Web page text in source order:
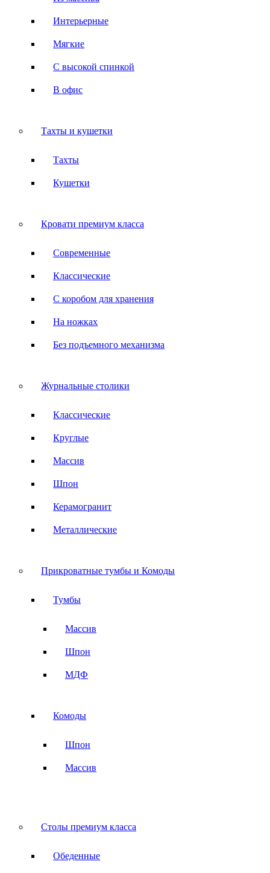
Интерьерные
Мягкие
С высокой спинкой
В офис
Тахты и кушетки
Тахты
Кушетки
Кровати премиум класса
Современные
Классические
С коробом для хранения
На ножках
Без подъемного механизма
Журнальные столики
Классические
Круглые
Массив
Шпон
Керамогранит
Металлические
Прикроватные тумбы и Комоды
Тумбы
Массив
Шпон
МДФ
Комоды
Шпон
Массив
Столы премиум класса
Обеденные